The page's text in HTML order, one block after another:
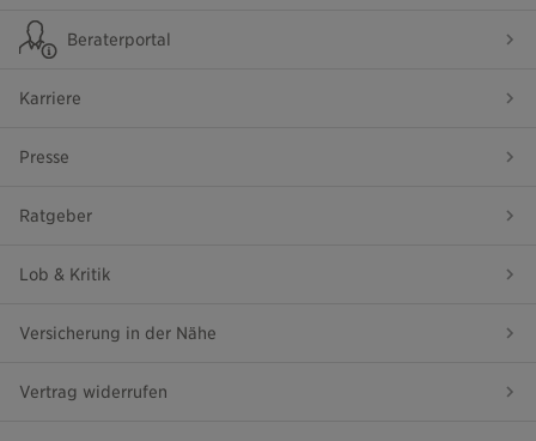
Beraterportal
Karriere
Presse
Ratgeber
Lob & Kritik
Versicherung in der Nähe
Vertrag widerrufen